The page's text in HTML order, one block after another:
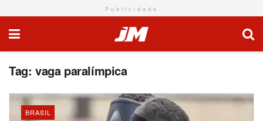
Publicidade
Tag: vaga paralímpica
BRASIL